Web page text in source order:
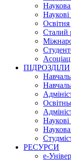
Наукова
Освітня
Сталий
ПІДРОЗДІЛИ
Наукові
Наукова
РЕСУРСИ
е-